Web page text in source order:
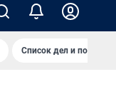
Список дел и покупок